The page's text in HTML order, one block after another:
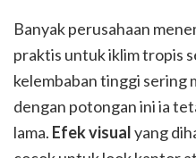
Banyak perusahaan
praktis untuk iklim tropis
kelembaban tinggi sering
dengan potongan ini ia
lama. Efek visualyang